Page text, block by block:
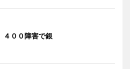
４００障害で銀